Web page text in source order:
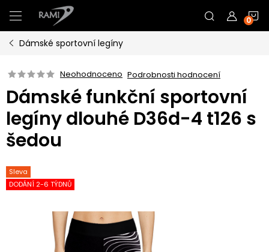
na
obsah
Dámské sportovní legíny
Neohodnoceno Podrobnosti hodnocení
Dámské funkční sportovní
legíny dlouhé D36d-4 t126 s
šedou
Sleva
DODÁNÍ 2-6 TÝDNŮ